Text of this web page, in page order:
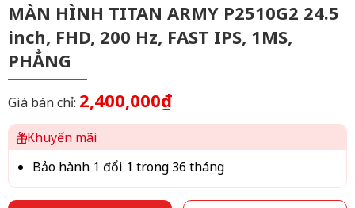
MÀN HÌNH TITAN ARMY P2510G2 24.5
inch, FHD, 200 Hz, FAST IPS, 1MS,
PHẲNG
Giá bán chỉ: 2,400,000₫
Khuyến mãi
Bảo hành 1 đổi 1 trong 36 tháng